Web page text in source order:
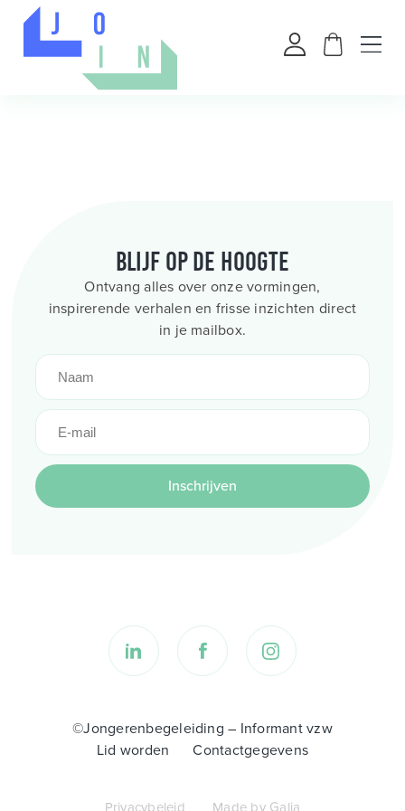
Blijf op de hoogte
Ontvang alles over onze vormingen,
inspirerende verhalen en frisse inzichten direct
in je mailbox.
Inschrijven
©Jongerenbegeleiding – Informant vzw
Lid worden
Contactgegevens